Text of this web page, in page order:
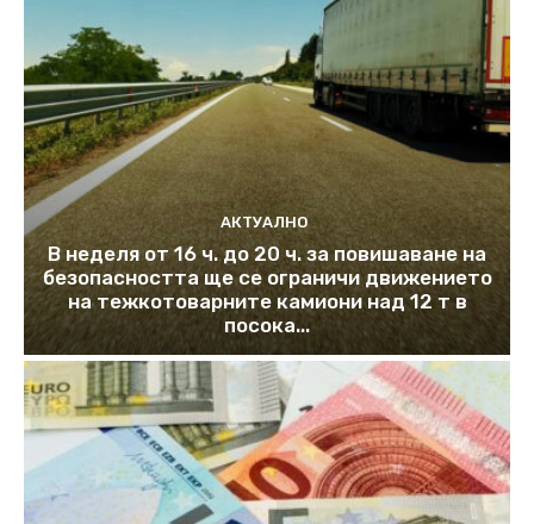
АКТУАЛНО
В неделя от 16 ч. до 20 ч. за повишаване на
безопасността ще се ограничи движението
на тежкотоварните камиони над 12 т в
посока...